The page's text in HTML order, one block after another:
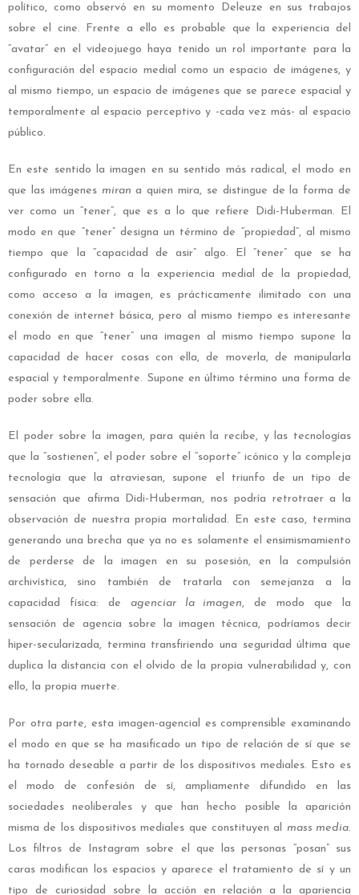
político, como observó en su momento Deleuze en sus trabajos
sobre el cine. Frente a ello es probable que la experiencia del
“avatar” en el videojuego haya tenido un rol importante para la
configuración del espacio medial como un espacio de imágenes, y
al mismo tiempo, un espacio de imágenes que se parece espacial y
temporalmente al espacio perceptivo y -cada vez más- al espacio
público.
En este sentido la imagen en su sentido más radical, el modo en
que las imágenes miran a quien mira, se distingue de la forma de
ver como un “tener”, que es a lo que refiere Didi-Huberman. El
modo en que “tener” designa un término de “propiedad”, al mismo
tiempo que la “capacidad de asir” algo. El “tener” que se ha
configurado en torno a la experiencia medial de la propiedad,
como acceso a la imagen, es prácticamente ilimitado con una
conexión de internet básica, pero al mismo tiempo es interesante
el modo en que “tener” una imagen al mismo tiempo supone la
capacidad de hacer cosas con ella, de moverla, de manipularla
espacial y temporalmente. Supone en último término una forma de
poder sobre ella.
El poder sobre la imagen, para quién la recibe, y las tecnologías
que la “sostienen”, el poder sobre el “soporte” icónico y la compleja
tecnología que la atraviesan, supone el triunfo de un tipo de
sensación que afirma Didi-Huberman, nos podría retrotraer a la
observación de nuestra propia mortalidad. En este caso, termina
generando una brecha que ya no es solamente el ensimismamiento
de perderse de la imagen en su posesión, en la compulsión
archivística, sino también de tratarla con semejanza a la
capacidad física: de agenciar la imagen, de modo que la
sensación de agencia sobre la imagen técnica, podríamos decir
hiper-secularizada, termina transfiriendo una seguridad última que
duplica la distancia con el olvido de la propia vulnerabilidad y, con
ello, la propia muerte.
Por otra parte, esta imagen-agencial es comprensible examinando
el modo en que se ha masificado un tipo de relación de sí que se
ha tornado deseable a partir de los dispositivos mediales. Esto es
el modo de confesión de sí, ampliamente difundido en las
sociedades neoliberales y que han hecho posible la aparición
misma de los dispositivos mediales que constituyen al mass media.
Los filtros de Instagram sobre el que las personas “posan” sus
caras modifican los espacios y aparece el tratamiento de sí y un
tipo de curiosidad sobre la acción en relación a la apariencia